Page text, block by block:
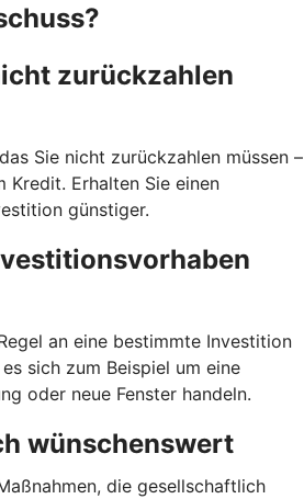
zurückzahlen
Sie nicht zurückzahlen müssen –
Kredit. Erhalten Sie einen
günstiger.
an eine bestimmte Investition
sich zum Beispiel um eine
oder neue Fenster handeln.
wünschenswert
die gesellschaftlich